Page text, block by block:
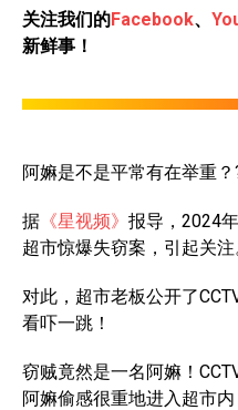
关注我们的Facebook、
新鲜事！
阿嫲是不是平常有在举重？
据 《星视频》 报导，2024
超市惊爆失窃案，引起关注
对此，超市老板公开了
看吓一跳！
窃贼竟然是一名阿嫲！
阿嫲偷感很重地进入超市